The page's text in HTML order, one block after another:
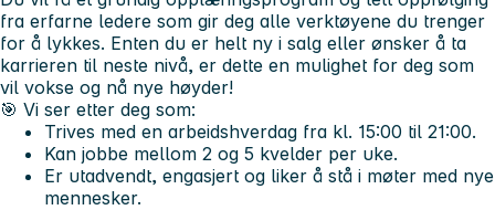
fra erfarne ledere som gir deg alle verktøyene du trenger
for å lykkes. Enten du er helt ny i salg eller ønsker å ta
karrieren til neste nivå, er dette en mulighet for deg som
vil vokse og nå nye høyder!
🎯 Vi ser etter deg som:
Trives med en arbeidshverdag fra kl. 15:00 til 21:00.
Kan jobbe mellom 2 og 5 kvelder per uke.
Er utadvendt, engasjert og liker å stå i møter med nye
mennesker.